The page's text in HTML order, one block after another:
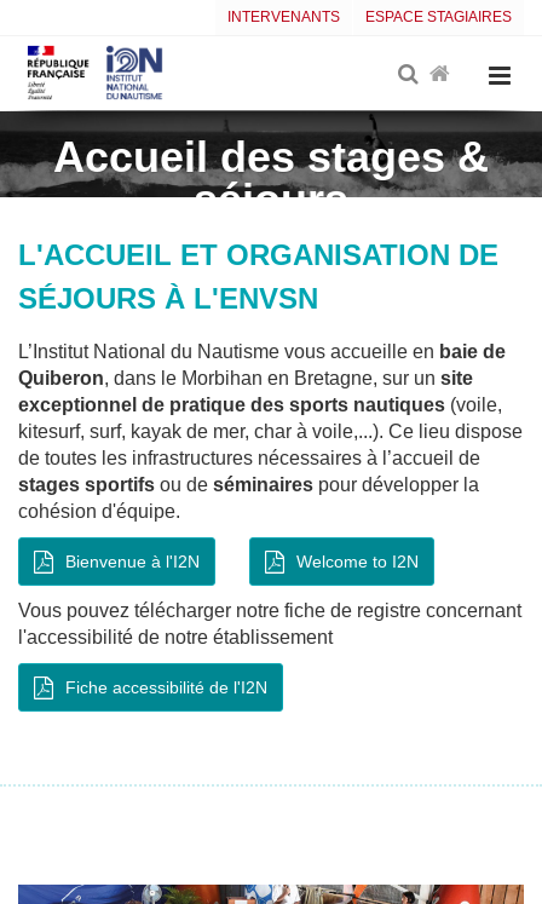
INTERVENANTS ESPACE STAGIAIRES
Accueil des stages &
séjours
L'ACCUEIL ET ORGANISATION DE
SÉJOURS À L'ENVSN
L’Institut National du Nautisme vous accueille en baie de
Quiberon, dans le Morbihan en Bretagne, sur un site
exceptionnel de pratique des sports nautiques (voile,
kitesurf, surf, kayak de mer, char à voile,...). Ce lieu dispose
de toutes les infrastructures nécessaires à l’accueil de
stages sportifs ou de séminaires pour développer la
cohésion d'équipe.
Bienvenue à l'I2N Welcome to I2N
Vous pouvez télécharger notre fiche de registre concernant
l'accessibilité de notre établissement
Fiche accessibilité de l'I2N